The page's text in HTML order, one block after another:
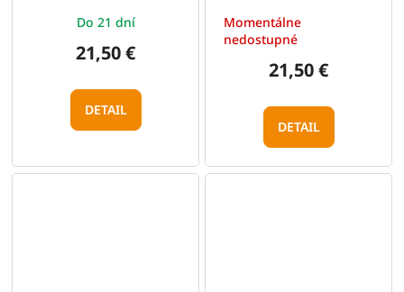
Do 21 dní
21,50 €
DETAIL
Momentálne
nedostupné
21,50 €
DETAIL